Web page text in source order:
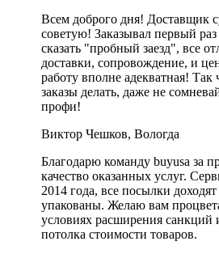
Всем доброго дня! Доставщик
советую! Заказывал первый
сказать "пробный заезд", все
доставки, сопровождение, и
работу вполне адекватная! Так
заказы делать, даже не
профи!
Виктор Чешков, Вологда
Благодарю команду buyusa за
качество оказанных услуг.
2014 года, все посылки
упакованы. Желаю вам
условиях расширения санкций
потолка стоимости товаров.